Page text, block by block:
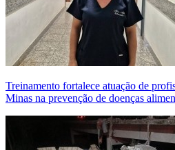
Treinamento fortalece atuação de
Minas na prevenção de doenças